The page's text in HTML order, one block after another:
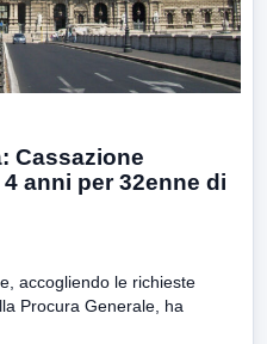
Cassazione
anni per 32enne di
accogliendo le richieste
Procura Generale, ha